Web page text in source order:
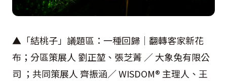
▲「結桃子」議題區：一種回歸｜翻轉客家新花
布；分區策展人 劉正堃、張芝菁 ／ 大象兔有限公
司 ；共同策展人 齊振涵／ WISDOM® 主理人、王